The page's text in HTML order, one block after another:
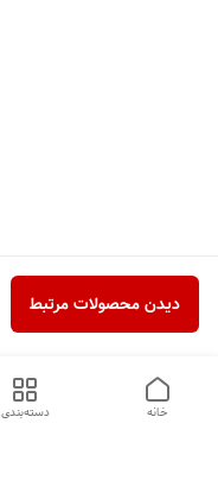
دیدن محصولات مرتبط
دسته‌بندی خانه